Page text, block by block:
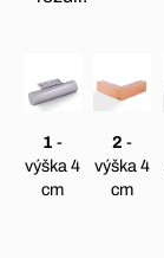
1 -
výška 4
cm
2 -
výška 4
cm